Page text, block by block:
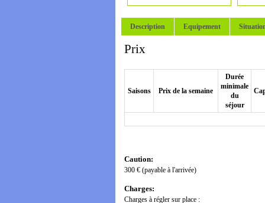
Description Equipement
Prix
Saisons Prix de la semaine
Durée
minimale
du
séjour
Caution:
300 € (payable à l'arrivée)
Charges:
Charges à régler sur place :